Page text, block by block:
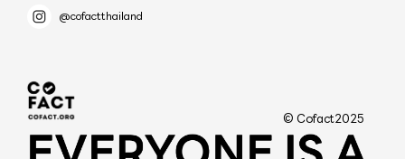
@cofactthailand
© Cofact2025